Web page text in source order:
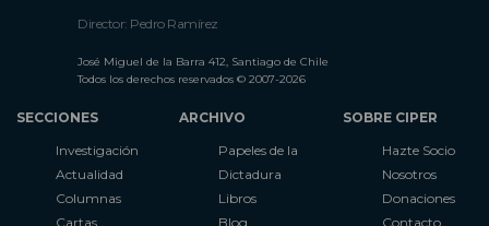
Director: Pedro Ramírez
José Miguel de la Barra 412, Santiago de Chile
Todos los derechos reservados © 2007-2026
SECCIONES
Investigación
Actualidad
Columnas
Cartas
ARCHIVO
Papeles de la
Dictadura
Libros
Blog
SOBRE CIPER
Hazte Socio
Nosotros
Donaciones
Contacto